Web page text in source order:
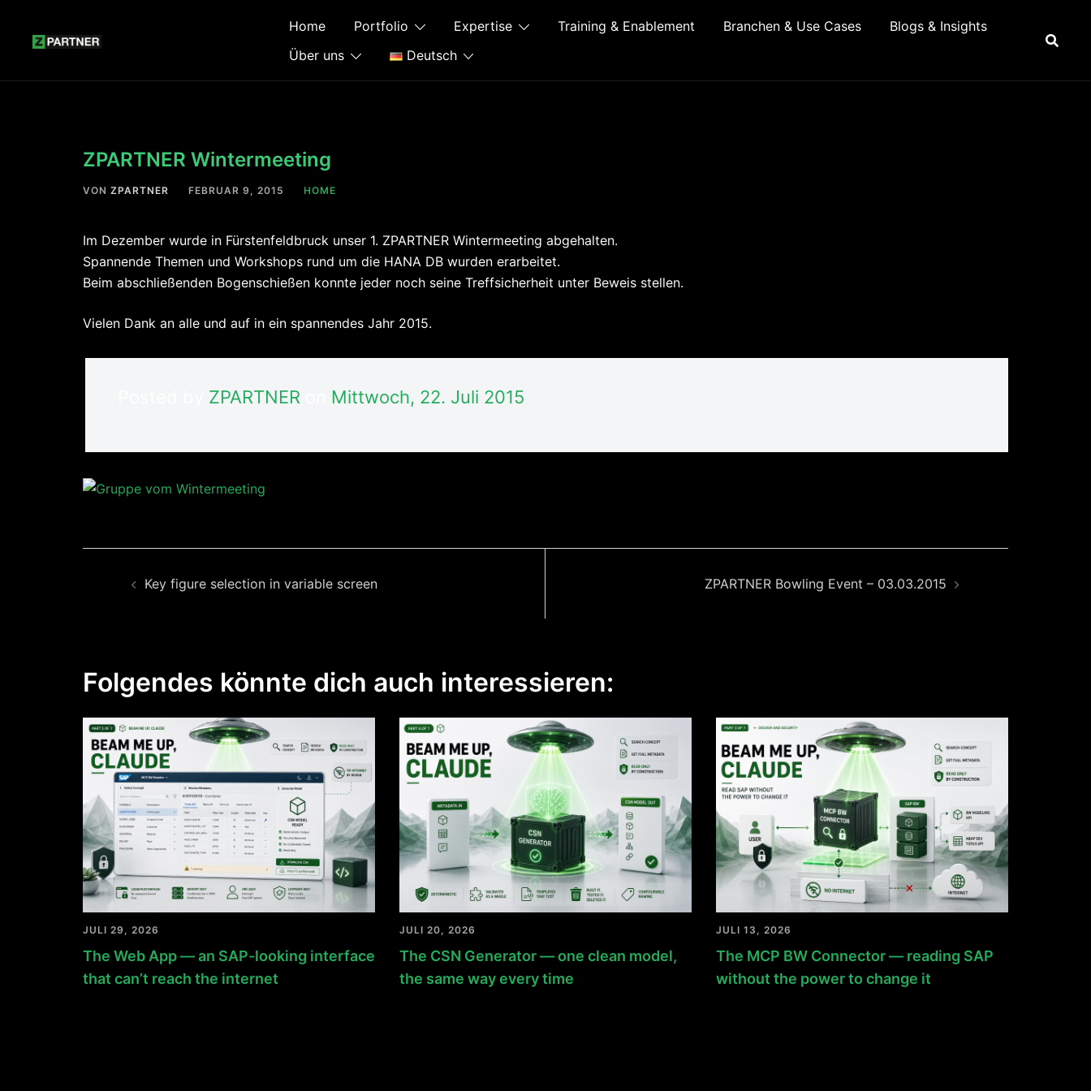
springen
Home Portfolio Expertise Training & Enablement Branchen & Use Cases
Blogs & Insights
Über uns
Deutsch
ZPARTNER Wintermeeting
VON ZPARTNER FEBRUAR 9, 2015 HOME
Im Dezember wurde in Fürstenfeldbruck unser 1. ZPARTNER Wintermeeting abgehalten.
Spannende Themen und Workshops rund um die HANA DB wurden erarbeitet.
Beim abschließenden Bogenschießen konnte jeder noch seine Treffsicherheit unter Beweis stellen.
Vielen Dank an alle und auf in ein spannendes Jahr 2015.
ZPARTNER Mittwoch, 22. Juli 2015
Key figure selection in variable screen ZPARTNER Bowling Event – 03.03.2015
Folgendes könnte dich auch interessieren:
JULI 29, 2026
The Web App — an SAP-looking interface
that can’t reach the internet
JULI 20, 2026
The CSN Generator — one clean model,
the same way every time
JULI 13, 2026
The MCP BW Connector — reading SAP
without the power to change it